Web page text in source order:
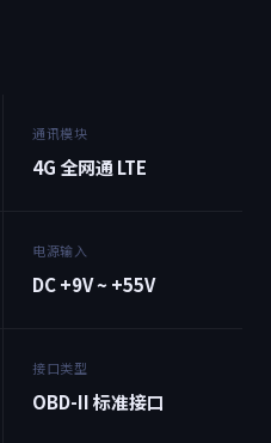
通讯模块
4G 全网通 LTE
电源输入
DC +9V ~ +55V
接口类型
OBD-II 标准接口